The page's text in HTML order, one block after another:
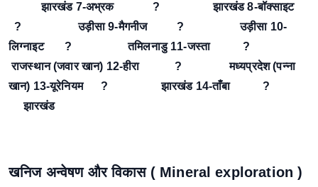
झारखंड 7-अभ्रक ? झारखंड 8-बॉक्साइट
? उड़ीसा 9-मैगनीज ? उड़ीसा 10-
लिग्नाइट ? तमिलनाडु 11-जस्ता ?
राजस्थान (जवार खान) 12-हीरा ? मध्यप्रदेश (पन्ना
खान) 13-यूरेनियम ? झारखंड 14-ताँबा ?
झारखंड
खनिज अन्वेषण और विकास ( Mineral exploration )